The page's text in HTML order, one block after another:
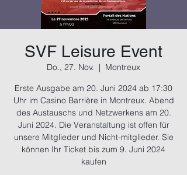
SVF Leisure Event
Do., 27. Nov.
  |
Montreux
Erste Ausgabe am 20. Juni 2024 ab 17:30
Uhr im Casino Barrière in Montreux. Abend
des Austauschs und Netzwerkens am 20.
Juni 2024. Die Veranstaltung ist offen für
unsere Mitglieder und Nicht-mitglieder. Sie
können Ihr Ticket bis zum 9. Juni 2024